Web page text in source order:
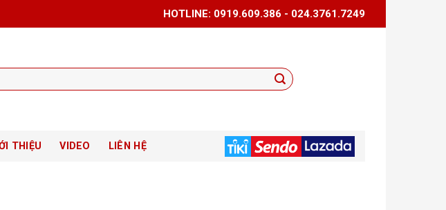
HOTLINE: 0919.609.386 - 024.3761.7249
THIỆU VIDEO LIÊN HỆ